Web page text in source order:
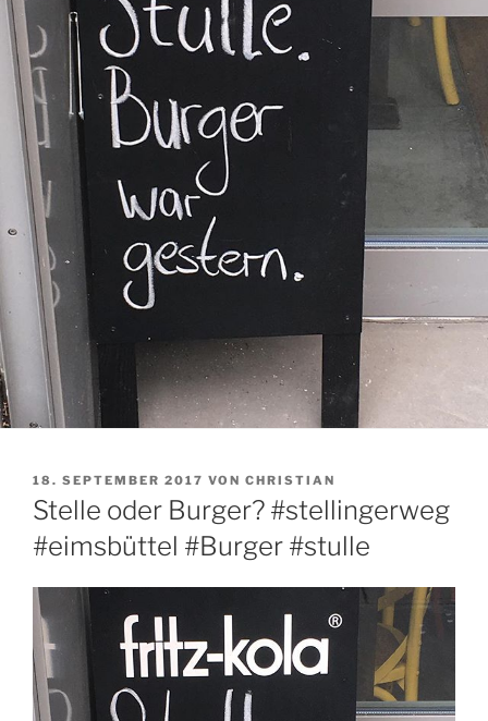
VERÖFFENTLICHT
AM
18. SEPTEMBER 2017 VON CHRISTIAN
Stelle oder Burger? #stellingerweg
#eimsbüttel #Burger #stulle